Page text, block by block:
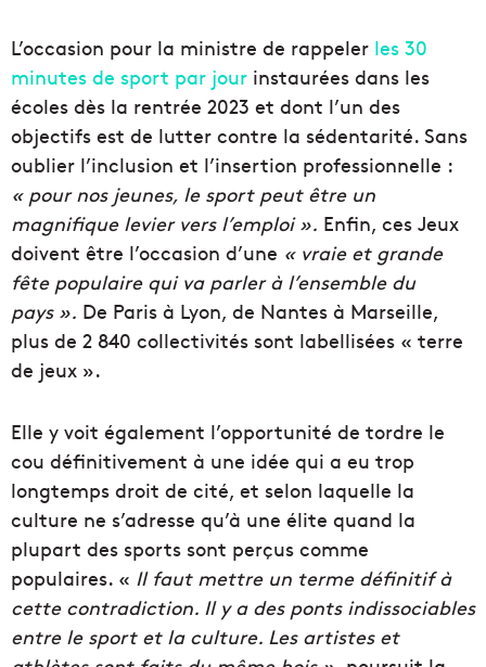
L’occasion pour la ministre de rappeler les 30
minutes de sport par jour instaurées dans les
écoles dès la rentrée 2023 et dont l’un des
objectifs est de lutter contre la sédentarité. Sans
oublier l’inclusion et l’insertion professionnelle :
« pour nos jeunes, le sport peut être un
magnifique levier vers l’emploi ». Enfin, ces Jeux
doivent être l’occasion d’une « vraie et grande
fête populaire qui va parler à l’ensemble du
pays ». De Paris à Lyon, de Nantes à Marseille,
plus de 2 840 collectivités sont labellisées « terre
de jeux ».
Elle y voit également l’opportunité de tordre le
cou définitivement à une idée qui a eu trop
longtemps droit de cité, et selon laquelle la
culture ne s’adresse qu’à une élite quand la
plupart des sports sont perçus comme
populaires. « Il faut mettre un terme définitif à
cette contradiction. Il y a des ponts indissociables
entre le sport et la culture. Les artistes et